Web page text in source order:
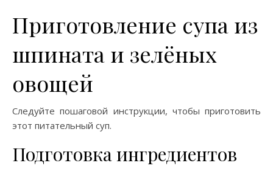
Приготовление супа из
шпината и зелёных
овощей
Следуйте пошаговой инструкции, чтобы приготовить
этот питательный суп.
Подготовка ингредиентов